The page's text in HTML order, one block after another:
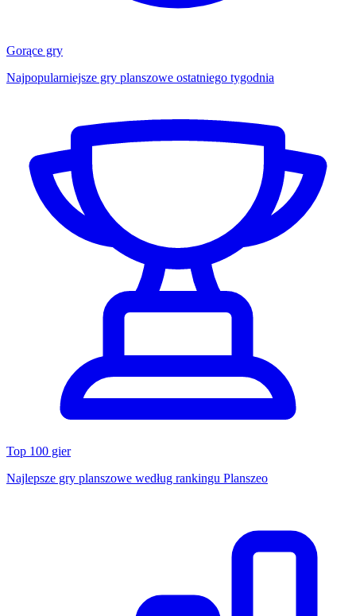
Gorące gry
Najpopularniejsze gry planszowe ostatniego tygodnia
Top 100 gier
Najlepsze gry planszowe według rankingu Planszeo